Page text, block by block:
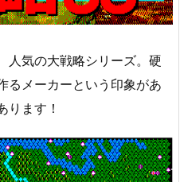
人気の大戦略シリーズ。硬
るメーカーという印象があ
ります！